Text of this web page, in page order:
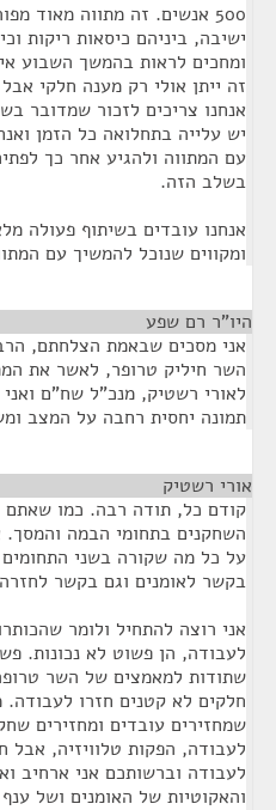
500 אנשים. זה מתווה מאוד
ישיבה, ביניהם כיסאות ריקות
ומחכים לראות בהמשך השבוע
זה ייתן אולי רק מענה חלקי
אנחנו צריכים לזכור שמדובר
יש עלייה בתחלואה כל הזמן
עם המתווה ולהגיע אחר כך
בשלב הזה.
אנחנו עובדים בשיתוף פעולה
ומקווים שנוכל להמשיך עם
היו"ר רם שפע
אני מסכים שבאמת הצלחתם,
השר חיליק טרופר, לאשר את
לאורי רשטיק, מנכ"ל שח"ם
תמונה יחסית רחבה על המצב
אורי רשטיק
קודם כל, תודה רבה. כמו שאתם
השחקנים בתחומי הבמה והמסך.
על כל מה שקורה בשני
בקשר לאומנים וגם בקשר
אני רוצה להתחיל ולומר
לעבודה, הן פשוט לא נכונות.
שתודות למאמצים של השר
חלקים לא קטנים חזרו לעבודה.
שמחזירים עובדים ומחזירים
לעבודה, הפקות טלוויזיה, אבל
לעבודה וברשותכם אני ארחיב
והאקוטיות של האומנים ושל